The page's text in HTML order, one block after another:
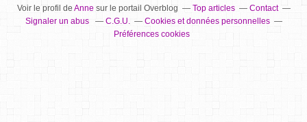
Voir le profil de Annesur le portail Overblog Top articles
Contact
Signaler un abus
C.G.U.
Cookies et données personnelles
Préférences cookies